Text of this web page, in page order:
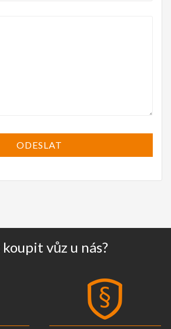
koupit vůz u nás?